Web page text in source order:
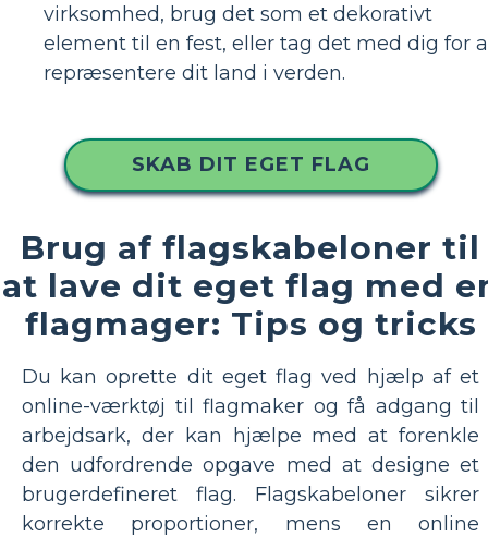
virksomhed, brug det som et dekorativt
element til en fest, eller tag det med dig for
repræsentere dit land i verden.
SKAB DIT EGET FLAG
Brug af flagskabeloner til
at lave dit eget flag med
flagmager: Tips og tricks
Du kan oprette dit eget flag ved hjælp af et
online-værktøj til flagmaker og få adgang til
arbejdsark, der kan hjælpe med at forenkle
den udfordrende opgave med at designe et
brugerdefineret flag. Flagskabeloner sikrer
korrekte proportioner, mens en online